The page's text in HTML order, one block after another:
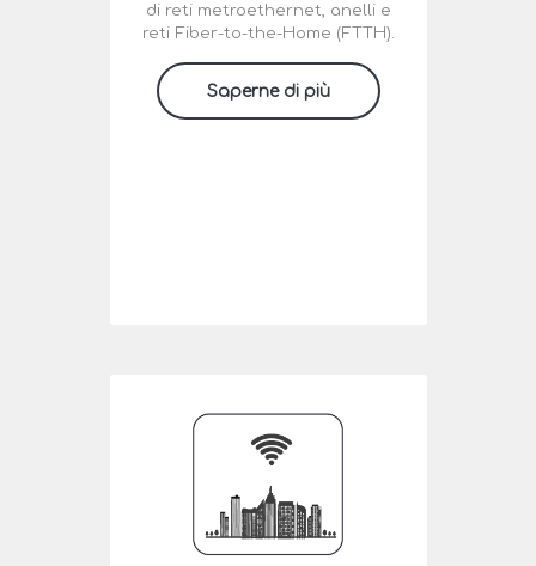
di reti metroethernet, anelli e
reti Fiber-to-the-Home (FTTH).
Saperne di più